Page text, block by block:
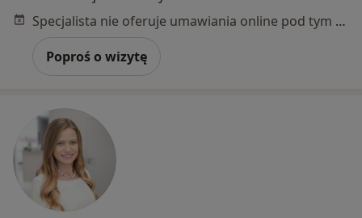
Specjalista nie oferuje umawiania online pod tym adresem.
Poproś o wizytę